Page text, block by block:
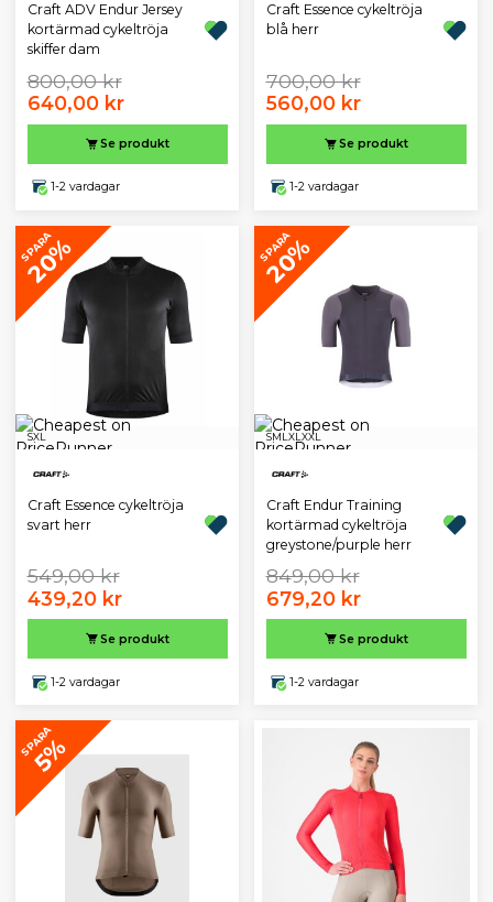
Craft ADV Endur Jersey
kortärmad cykeltröja
skiffer dam
800,00 kr
640,00 kr
Se produkt
1-2 vardagar
Craft Essence cykeltröja
blå herr
700,00 kr
560,00 kr
Se produkt
1-2 vardagar
SPARA
20%
SXL
Craft Essence cykeltröja
svart herr
549,00 kr
439,20 kr
Se produkt
1-2 vardagar
SPARA
20%
SML XL XXL
Craft Endur Training
kortärmad cykeltröja
greystone/purple herr
849,00 kr
679,20 kr
Se produkt
1-2 vardagar
SPARA
5%